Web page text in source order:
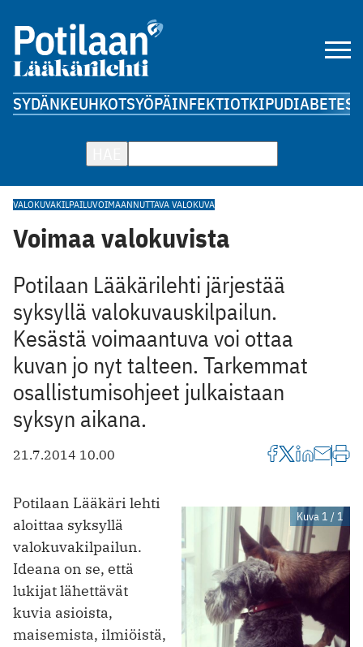
SYDÄNKEUHKOTSYÖPÄINFEKTIOTKIPUDIABETES
VALOKUVAKILPAILUVOIMAANNUTTAVA VALOKUVA
Voimaa valokuvista
Potilaan Lääkärilehti järjestää
syksyllä valokuvauskilpailun.
Kesästä voimaantuva voi ottaa
kuvan jo nyt talteen. Tarkemmat
osallistumisohjeet julkaistaan
syksyn aikana.
21.7.2014 10.00
Kuva 1 / 1
Potilaan Lääkäri lehti
aloittaa syksyllä
valokuvakilpailun.
Ideana on se, että
lukijat lähettävät
kuvia asioista,
maisemista, ilmiöistä,